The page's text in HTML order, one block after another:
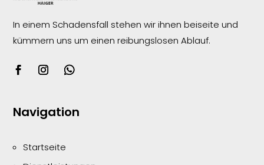
In einem Schadensfall stehen wir ihnen beiseite und
kümmern uns um einen reibungslosenAblauf.
Navigation
Startseite